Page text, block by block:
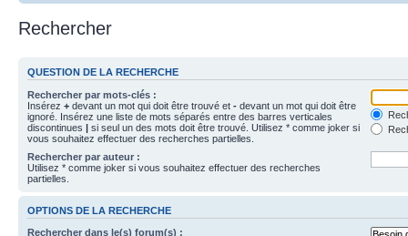
Rechercher
QUESTION DE LA RECHERCHE
Rechercher par mots-clés :
Insérez + devant un mot qui doit être trouvé et - devant un mot qui doit être
ignoré. Insérez une liste de mots séparés entre des barres verticales
discontinues | si seul un des mots doit être trouvé. Utilisez * comme joker si
vous souhaitez effectuer des recherches partielles.
Rechercher par auteur :
Utilisez * comme joker si vous souhaitez effectuer des recherches
partielles.
OPTIONS DE LA RECHERCHE
Rechercher dans le(s) forum(s) :